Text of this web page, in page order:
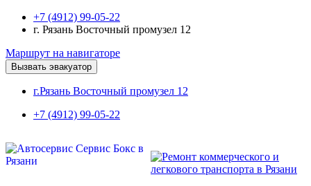
+7 (4912) 99-05-22
г. Рязань Восточный промузел 12
Маршрут на навигаторе
Вызвать эвакуатор
г.Рязань Восточный промузел 12
+7 (4912) 99-05-22